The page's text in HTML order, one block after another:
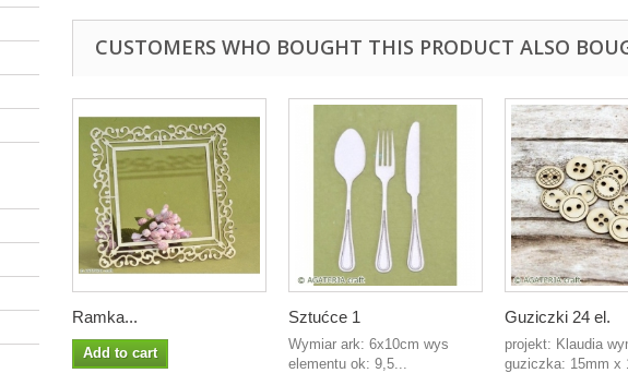
CUSTOMERS WHO BOUGHT THIS PRODUCT ALSO
Ramka...
Add to cart
Sztućce 1
Wymiar ark: 6x10cm wys
elementu ok: 9,5...
Guziczki 24 el.
projekt: Klaudia
guziczka: 15mm x